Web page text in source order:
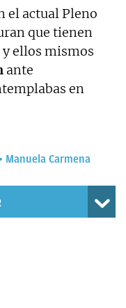
el actual Pleno
que tienen
y ellos mismos
ante
en
Manuela Carmena